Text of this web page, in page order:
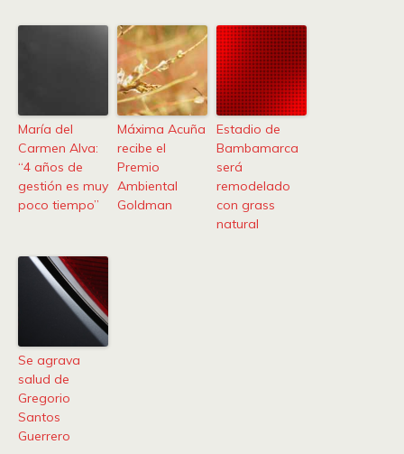
María del
Carmen Alva:
“4 años de
gestión es muy
poco tiempo”
Máxima Acuña
recibe el
Premio
Ambiental
Goldman
Estadio de
Bambamarca
será
remodelado
con grass
natural
Se agrava
salud de
Gregorio
Santos
Guerrero